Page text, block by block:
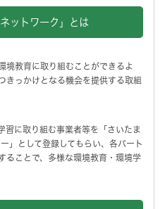
ットワーク」とは
教育に取り組むことができるよ
きっかけとなる機会を提供する取組
に取り組む事業者等を「さいたま
」として登録してもらい、各パート
ることで、多様な環境教育・環境学